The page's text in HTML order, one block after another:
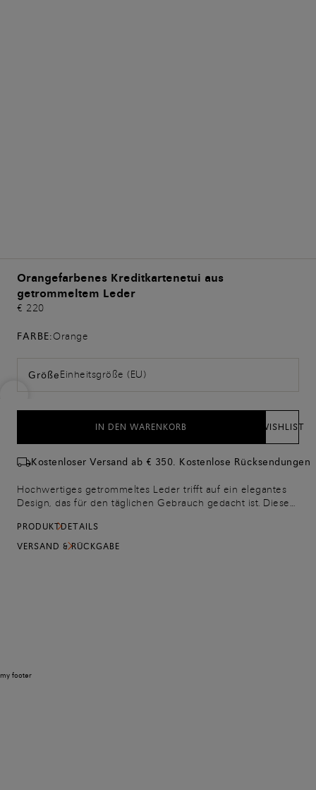
Orangefarbenes Kreditkartenetui aus
getrommeltem Leder
€ 220
FARBE:Orange
GrößeEinheitsgröße (EU)
IN DEN WARENKORB WISHLIST
Kostenloser Versand ab € 350. Kostenlose Rücksendungen
Hochwertiges getrommeltes Leder trifft auf ein elegantes
Design, das für den täglichen Gebrauch gedacht ist. Dieses
Fächer mit abgeschrägten Kanten auf beiden Seiten. Die
Santoni-Logoprägung auf der Vorderseite fügt eine
PRODUKTDETAILS
VERSAND & RÜCKGABE
my footer